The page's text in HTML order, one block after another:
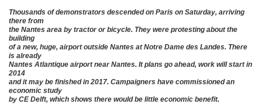
Thousands of demonstrators descended on Paris on Saturday, arriving
there from
the Nantes area by tractor or bicycle. They were protesting about the
building
of a new, huge, airport outside Nantes at Notre Dame des Landes. There
is already
Nantes Atlantique airport near Nantes. It plans go ahead, work will start in
2014
and it may be finished in 2017. Campaigners have commissioned an
economic study
by CE Delft, which shows there would be little economic benefit.